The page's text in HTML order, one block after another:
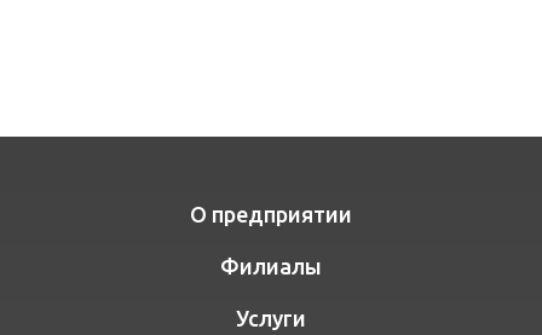
О предприятии
Филиалы
Услуги